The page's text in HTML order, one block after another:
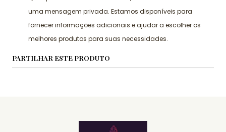
uma mensagem privada. Estamos disponíveis para
fornecer informações adicionais e ajudar a escolher os
melhores produtos para suas necessidades.
PARTILHAR ESTE PRODUTO